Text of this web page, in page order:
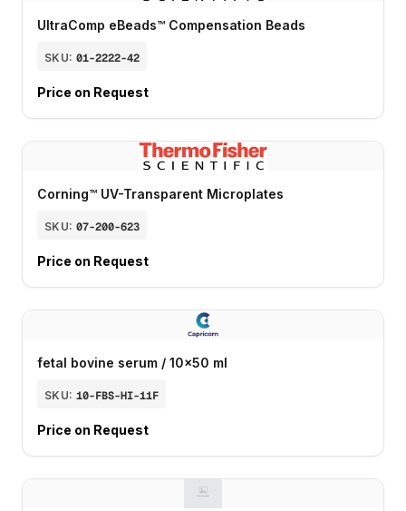
UltraComp eBeads™ Compensation Beads
SKU: 01-2222-42
Price on Request
Corning™ UV-Transparent Microplates
SKU: 07-200-623
Price on Request
fetal bovine serum / 10x50 ml
SKU: 10-FBS-HI-11F
Price on Request